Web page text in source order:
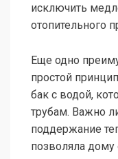
исключить
отопительного
Еще одно
простой
бак с водой,
трубам. Важно
поддержание
позволяла дому